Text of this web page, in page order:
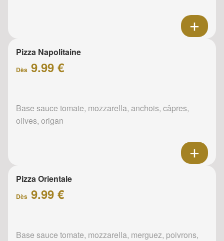
Pizza Napolitaine
Dès 9.99 €
Base sauce tomate, mozzarella, anchois, câpres,
olives, origan
Pizza Orientale
Dès 9.99 €
Base sauce tomate, mozzarella, merguez, poivrons,